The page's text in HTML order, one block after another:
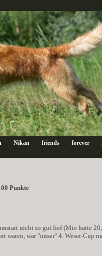
Nikan friends forever
Punkte
nicht so gut lief (Mio hatte
waren, war "unser" 4. Weser-Cup